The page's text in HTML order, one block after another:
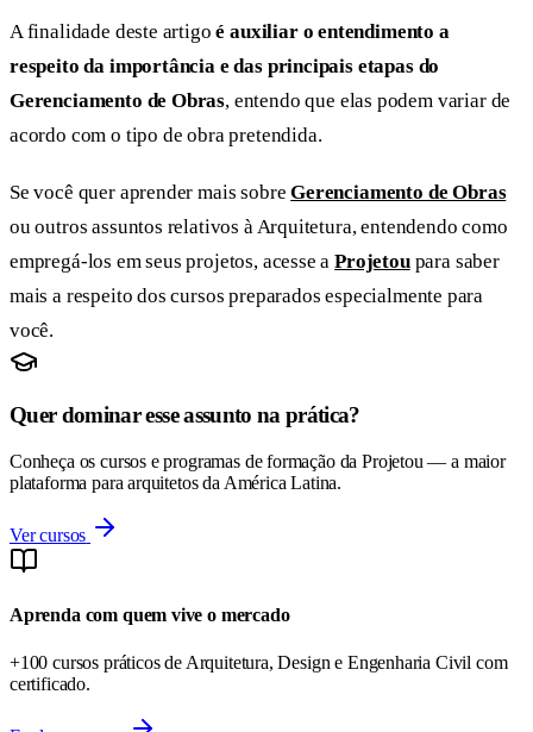
A finalidade deste artigoé auxiliar o entendimento a
respeito da importância e das principais etapas do
Gerenciamento de Obras, entendo que elas podem variar de
acordo com o tipo de obra pretendida.
Se você quer aprender mais sobreGerenciamento de Obras
ou outros assuntos relativos à Arquitetura, entendendo como
empregá-los em seus projetos, acesse aProjetoupara saber
mais a respeito dos cursos preparados especialmente para
você.
Quer dominar esse assunto na prática?
Conheça os cursos e programas de formação da Projetou — a maior
plataforma para arquitetos da América Latina.
Ver cursos
Aprenda com quem vive o mercado
+100 cursos práticos de Arquitetura, Design e Engenharia Civil com
certificado.